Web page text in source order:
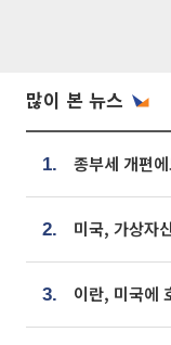
많이 본 뉴스
1.
2.
3.